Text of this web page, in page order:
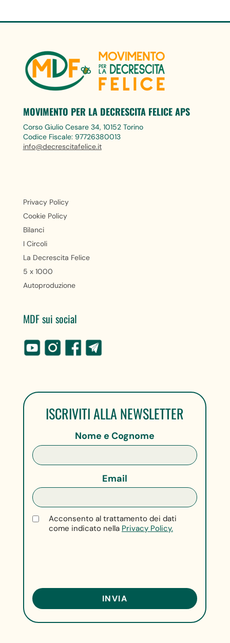
MOVIMENTO PER LA DECRESCITA FELICE APS
Corso Giulio Cesare 34, 10152 Torino
Codice Fiscale: 97726380013
info@decrescitafelice.it
Privacy Policy
Cookie Policy
Bilanci
I Circoli
La Decrescita Felice
5 x 1000
Autoproduzione
MDF sui social
ISCRIVITI ALLA NEWSLETTER
Nome e Cognome
Email
Acconsento al trattamento dei dati
come indicato nella Privacy Policy.